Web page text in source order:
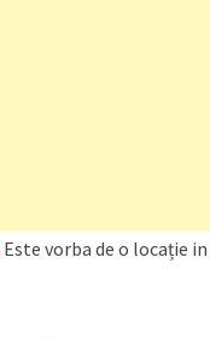
Este vorba de o locație